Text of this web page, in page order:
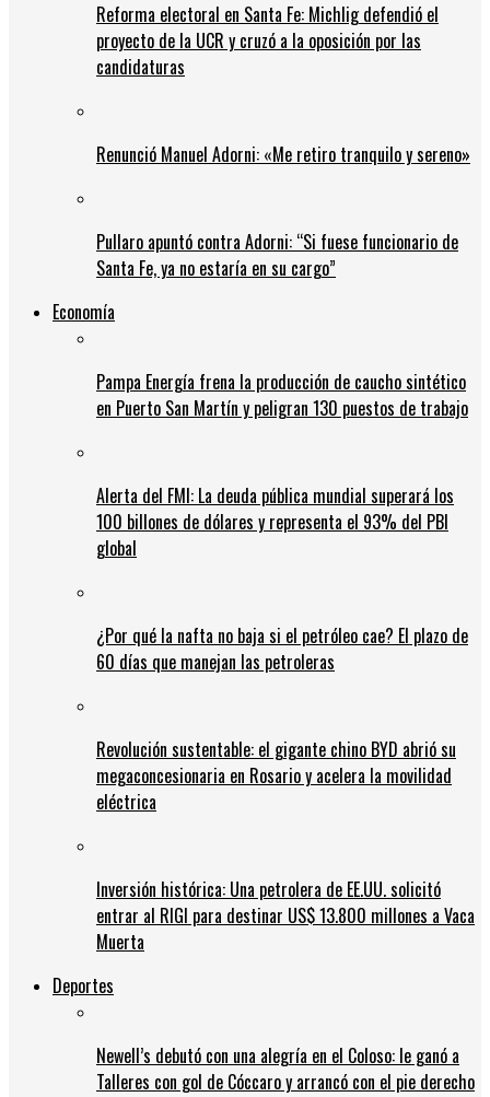
Reforma electoral en Santa Fe: Michlig defendió el
proyecto de la UCR y cruzó a la oposición por las
candidaturas
Renunció Manuel Adorni: «Me retiro tranquilo y sereno»
Pullaro apuntó contra Adorni: “Si fuese funcionario de
Santa Fe, ya no estaría en su cargo”
Economía
Pampa Energía frena la producción de caucho sintético
en Puerto San Martín y peligran 130 puestos de trabajo
Alerta del FMI: La deuda pública mundial superará los
100 billones de dólares y representa el 93% del PBI
global
¿Por qué la nafta no baja si el petróleo cae? El plazo de
60 días que manejan las petroleras
Revolución sustentable: el gigante chino BYD abrió su
megaconcesionaria en Rosario y acelera la movilidad
eléctrica
Inversión histórica: Una petrolera de EE.UU. solicitó
entrar al RIGI para destinar US$ 13.800 millones a Vaca
Muerta
Deportes
Newell’s debutó con una alegría en el Coloso: le ganó a
Talleres con gol de Cóccaro y arrancó con el pie derecho